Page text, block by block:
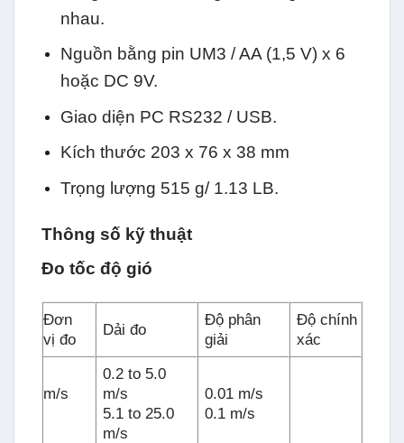
nhau.
Nguồn bằng pin UM3 / AA (1,5 V) x 6
hoặc DC 9V.
Giao diện PC RS232 / USB.
Kích thước 203 x 76 x 38 mm
Trọng lượng 515 g/ 1.13 LB.
Thông số kỹ thuật
Đo tốc độ gió
Đơn
vị đo
Dải đo
Độ phân
giải
Độ chính
xác
m/s
0.2 to 5.0
m/s
5.1 to 25.0
m/s
0.01 m/s
0.1 m/s